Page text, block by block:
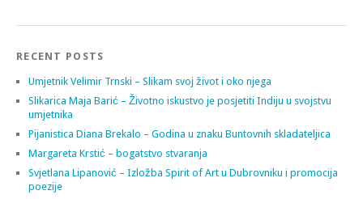
RECENT POSTS
Umjetnik Velimir Trnski – Slikam svoj život i oko njega
Slikarica Maja Barić – Životno iskustvo je posjetiti Indiju u svojstvu
umjetnika
Pijanistica Diana Brekalo – Godina u znaku Buntovnih skladateljica
Margareta Krstić – bogatstvo stvaranja
Svjetlana Lipanović – Izložba Spirit of Art u Dubrovniku i promocija
poezije